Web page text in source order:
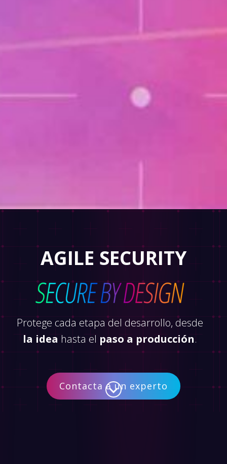
AGILE SECURITY
Protege cada etapa del desarrollo, desde
la idea hasta el paso a producción.
Contacta a un experto